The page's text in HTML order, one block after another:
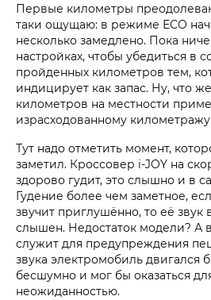
Первые километры
таки ощущаю: в режиме ЕСО
несколько замедлено. Пока
настройках, чтобы убедиться в
пройденных километров тем,
индицирует как запас. Ну, что
километров на местности
израсходованному
Тут надо отметить момент,
заметил. Кроссовер i‑JOY на
здорово гудит, это слышно и в
Гудение более чем заметное,
звучит приглушённо, то её звук
слышен. Недостаток модели? А
служит для предупреждения
звука электромобиль двигался
бесшумно и мог бы оказаться
неожиданностью.